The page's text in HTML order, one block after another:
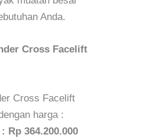
Anda.
Cross Facelift
Cross Facelift
harga :
Rp 364.200.000